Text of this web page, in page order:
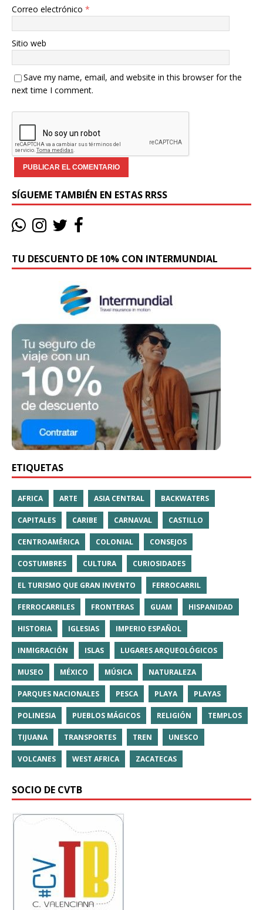
Correo electrónico *
Sitio web
Save my name, email, and website in this browser for the
next time I comment.
SÍGUEME TAMBIÉN EN ESTAS RRSS
TU DESCUENTO DE 10% CON INTERMUNDIAL
ETIQUETAS
AFRICA ARTE ASIA CENTRAL BACKWATERS
CAPITALES CARIBE CARNAVAL CASTILLO
CENTROAMÉRICA COLONIAL CONSEJOS
COSTUMBRES CULTURA CURIOSIDADES
EL TURISMO QUE GRAN INVENTO FERROCARRIL
FERROCARRILES FRONTERAS GUAM HISPANIDAD
HISTORIA IGLESIAS IMPERIO ESPAÑOL
INMIGRACIÓN ISLAS LUGARES ARQUEOLÓGICOS
MUSEO MÉXICO MÚSICA NATURALEZA
PARQUES NACIONALES PESCA PLAYA PLAYAS
POLINESIA PUEBLOS MÁGICOS RELIGIÓN TEMPLOS
TIJUANA TRANSPORTES TREN UNESCO
VOLCANES WEST AFRICA ZACATECAS
SOCIO DE CVTB